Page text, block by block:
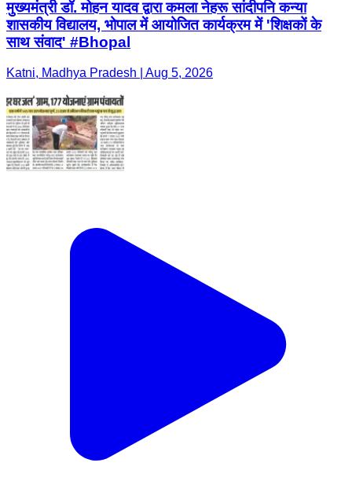
मुख्यमंत्री डॉ. मोहन यादव द्वारा कमला नेहरू सांदीपनि कन्या
शासकीय विद्यालय, भोपाल में आयोजित कार्यक्रम में 'शिक्षकों के
साथ संवाद' #Bhopal
Katni, Madhya Pradesh | Aug 5, 2026